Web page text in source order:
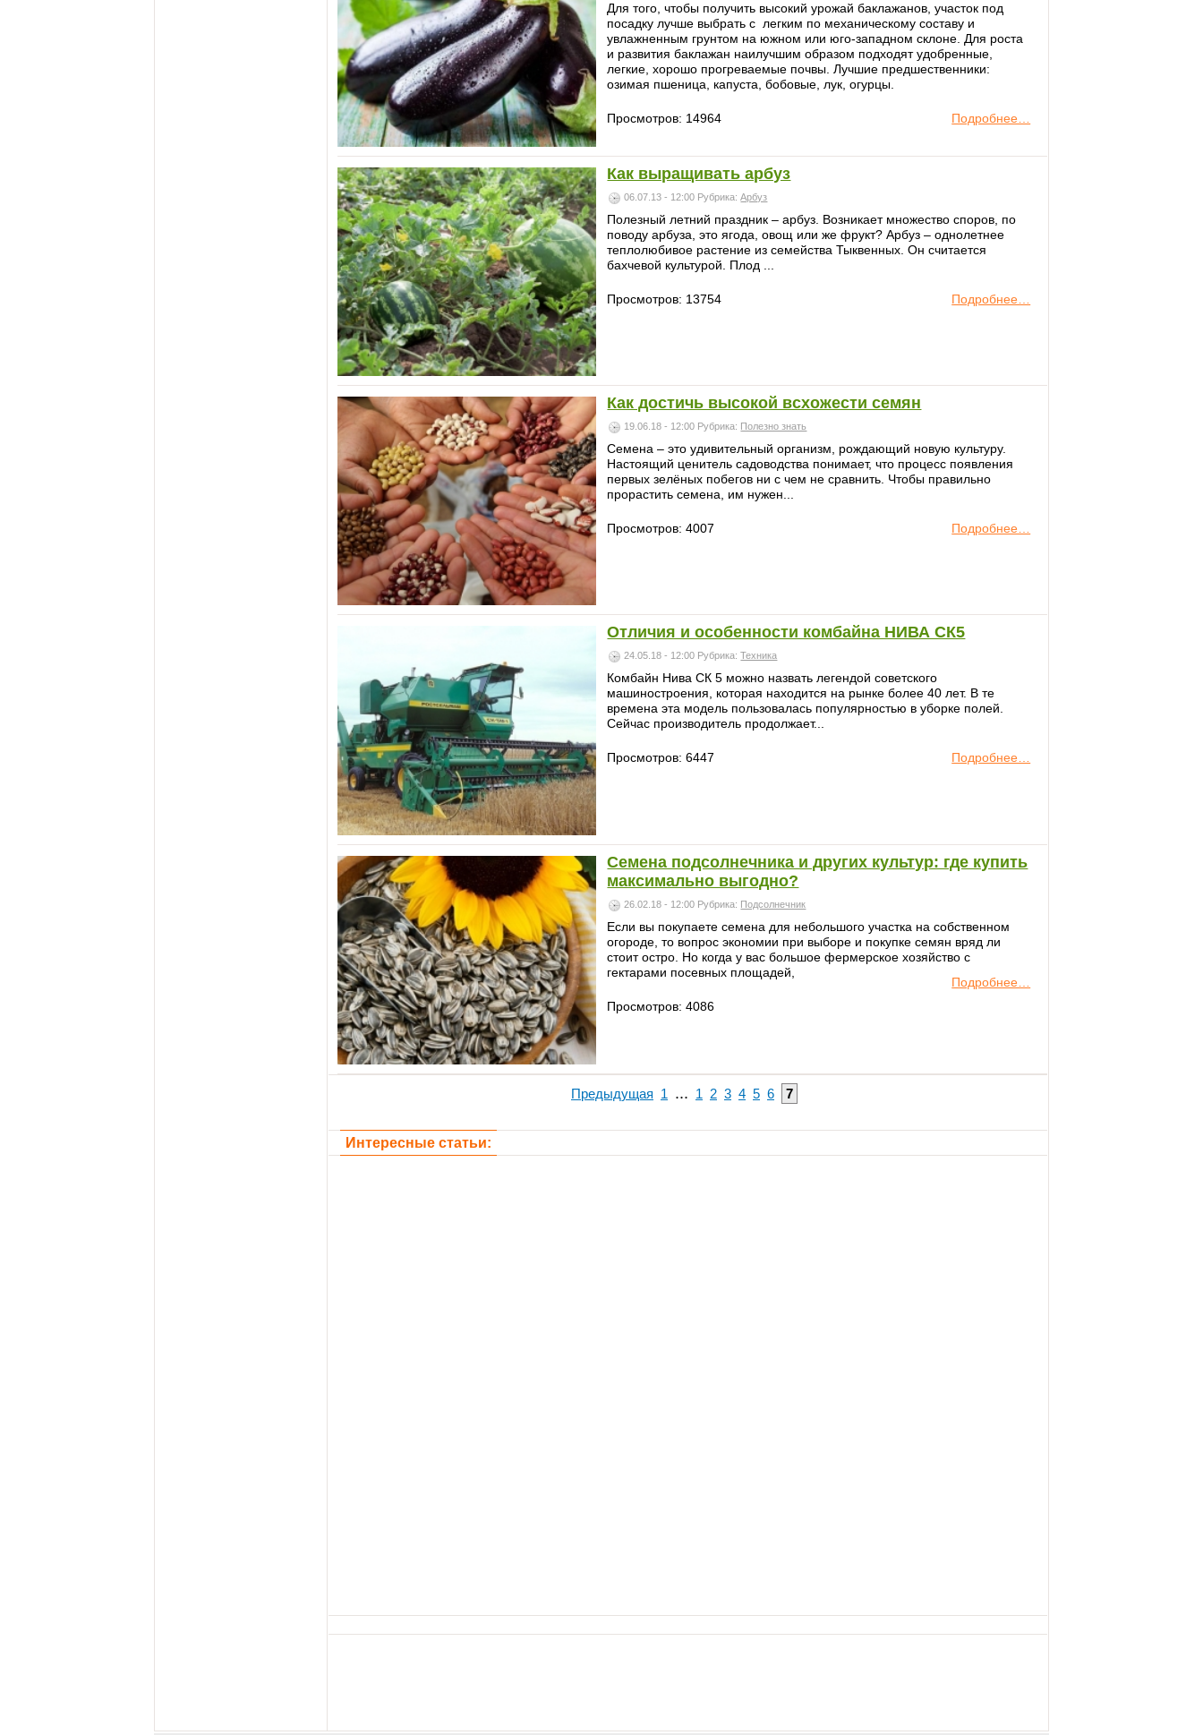
Для того, чтобы получить высокий урожай баклажанов, участок под
посадку лучше выбрать с легким по механическому составу и
увлажненным грунтом на южном или юго-западном склоне. Для роста
и развития баклажан наилучшим образом подходят удобренные,
легкие, хорошо прогреваемые почвы. Лучшие предшественники:
озимая пшеница, капуста, бобовые, лук, огурцы.
Подробнее…
Просмотров: 14964
Как выращивать арбуз
06.07.13 - 12:00 Рубрика:Арбуз
Полезный летний праздник – арбуз. Возникает множество споров, по
поводу арбуза, это ягода, овощ или же фрукт? Арбуз – однолетнее
теплолюбивое растение из семейства Тыквенных. Он считается
бахчевой культурой. Плод ...
Подробнее…
Просмотров: 13754
Как достичь высокой всхожести семян
19.06.18 - 12:00 Рубрика: Полезно знать
Семена – это удивительный организм, рождающий новую культуру.
Настоящий ценитель садоводства понимает, что процесс появления
первых зелёных побегов ни с чем не сравнить. Чтобы правильно
прорастить семена, им нужен...
Подробнее…
Просмотров: 4007
Отличия и особенности комбайна НИВА СК5
24.05.18 - 12:00 Рубрика:Техника
Комбайн Нива СК 5 можно назвать легендой советского
машиностроения, которая находится на рынке более 40 лет. В те
времена эта модель пользовалась популярностью в уборке полей.
Сейчас производитель продолжает...
Подробнее…
Просмотров: 6447
Семена подсолнечника и других культур: где купить
максимально выгодно?
26.02.18 - 12:00 Рубрика: Подсолнечник
Если вы покупаете семена для небольшого участка на собственном
огороде, то вопрос экономии при выборе и покупке семян вряд ли
стоит остро. Но когда у вас большое фермерское хозяйство с
гектарами посевных площадей,
Подробнее…
Просмотров: 4086
Предыдущая 1 ... 1 2 3 4 5 6 7
Интересные статьи: